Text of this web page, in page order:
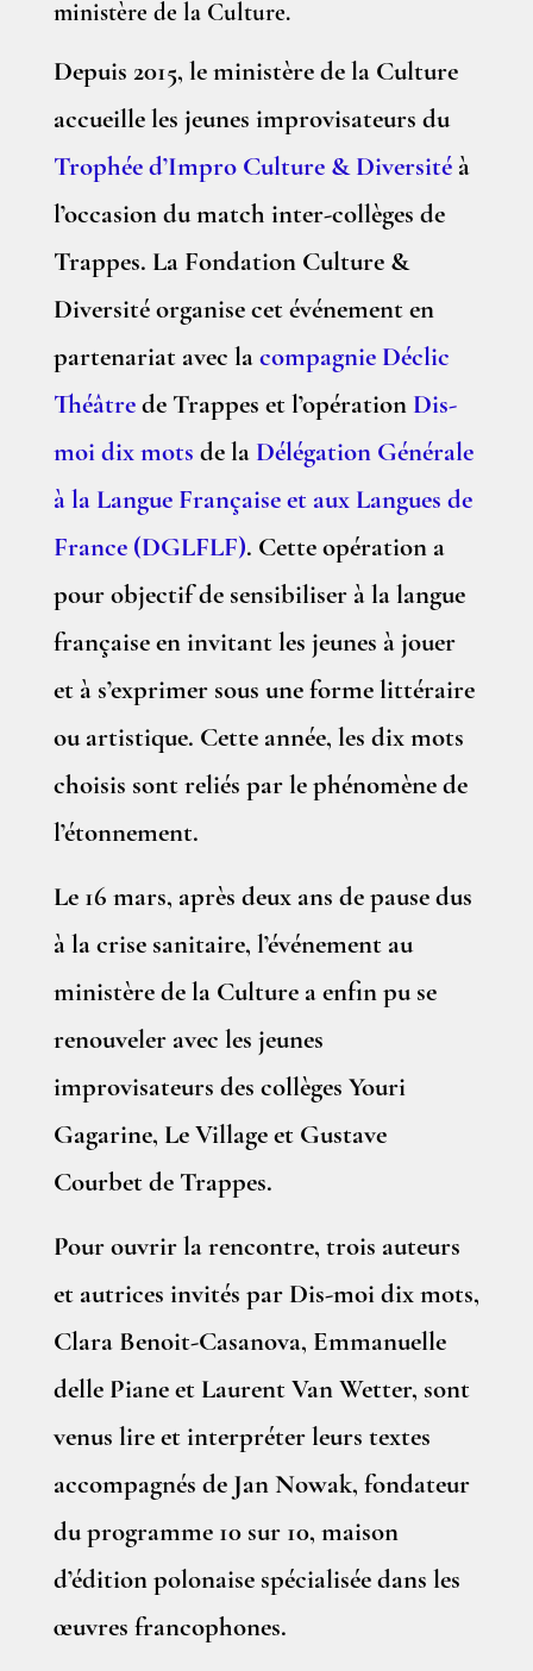
ministère de la Culture.
Depuis 2015, le ministère de la Culture
accueille les jeunes improvisateurs du
Trophée d’Impro Culture & Diversitéà
l’occasion du match inter-collèges de
Trappes. La Fondation Culture &
Diversité organise cet événement en
partenariat avec la compagnie Déclic
Théâtrede Trappes et l’opération Dis-
moi dix mots de la Délégation Générale
à la Langue Française et aux Langues de
France (DGLFLF). Cette opération a
pour objectif de sensibiliser à la langue
française en invitant les jeunes à jouer
et à s’exprimer sous une forme littéraire
ou artistique. Cette année, les dix mots
choisis sont reliés par le phénomène de
l’étonnement.
Le 16 mars, après deux ans de pause dus
à la crise sanitaire, l’événement au
ministère de la Culture a enfin pu se
renouveler avec les jeunes
improvisateurs des collèges Youri
Gagarine, Le Village et Gustave
Courbet de Trappes.
Pour ouvrir la rencontre, trois auteurs
et autrices invités par Dis-moi dix mots,
Clara Benoit-Casanova, Emmanuelle
delle Piane et Laurent Van Wetter, sont
venus lire et interpréter leurs textes
accompagnés de Jan Nowak, fondateur
du programme 10 sur 10, maison
d’édition polonaise spécialisée dans les
œuvres francophones.